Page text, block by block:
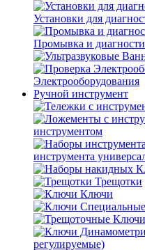
Установки для
Промывка и
Электрооборудования
Ручной инструмент
инструментом
инструмента
Трещотки
Ключи